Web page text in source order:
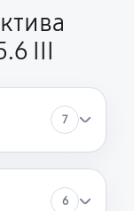
III
7
6